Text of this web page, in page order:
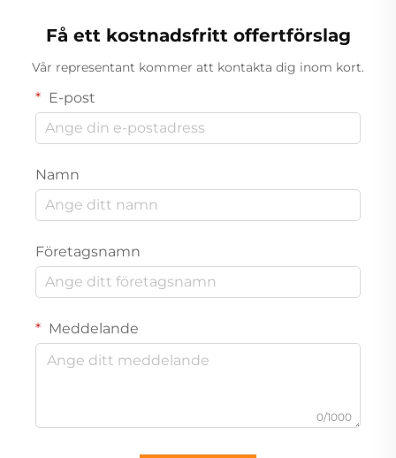
Få ett kostnadsfritt offertförslag
Vår representant kommer att kontakta dig inom kort.
E-post
Namn
Företagsnamn
Meddelande
0/1000